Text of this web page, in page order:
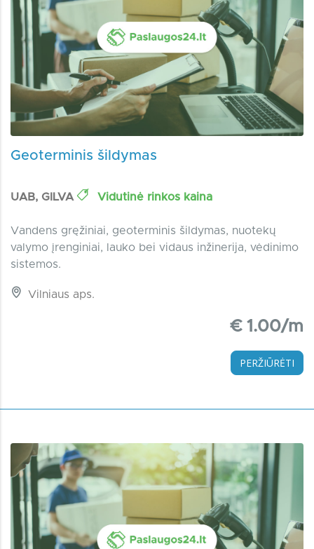
Geoterminis šildymas
UAB, GILVA Vidutinė rinkos kaina
Vandens gręžiniai, geoterminis šildymas, nuotekų
valymo įrenginiai, lauko bei vidaus inžinerija, vėdinimo
sistemos.
Vilniaus aps.
€ 1.00/m
PERŽIŪRĖTI